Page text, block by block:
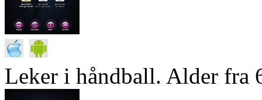
Leker i håndball. Alder fra